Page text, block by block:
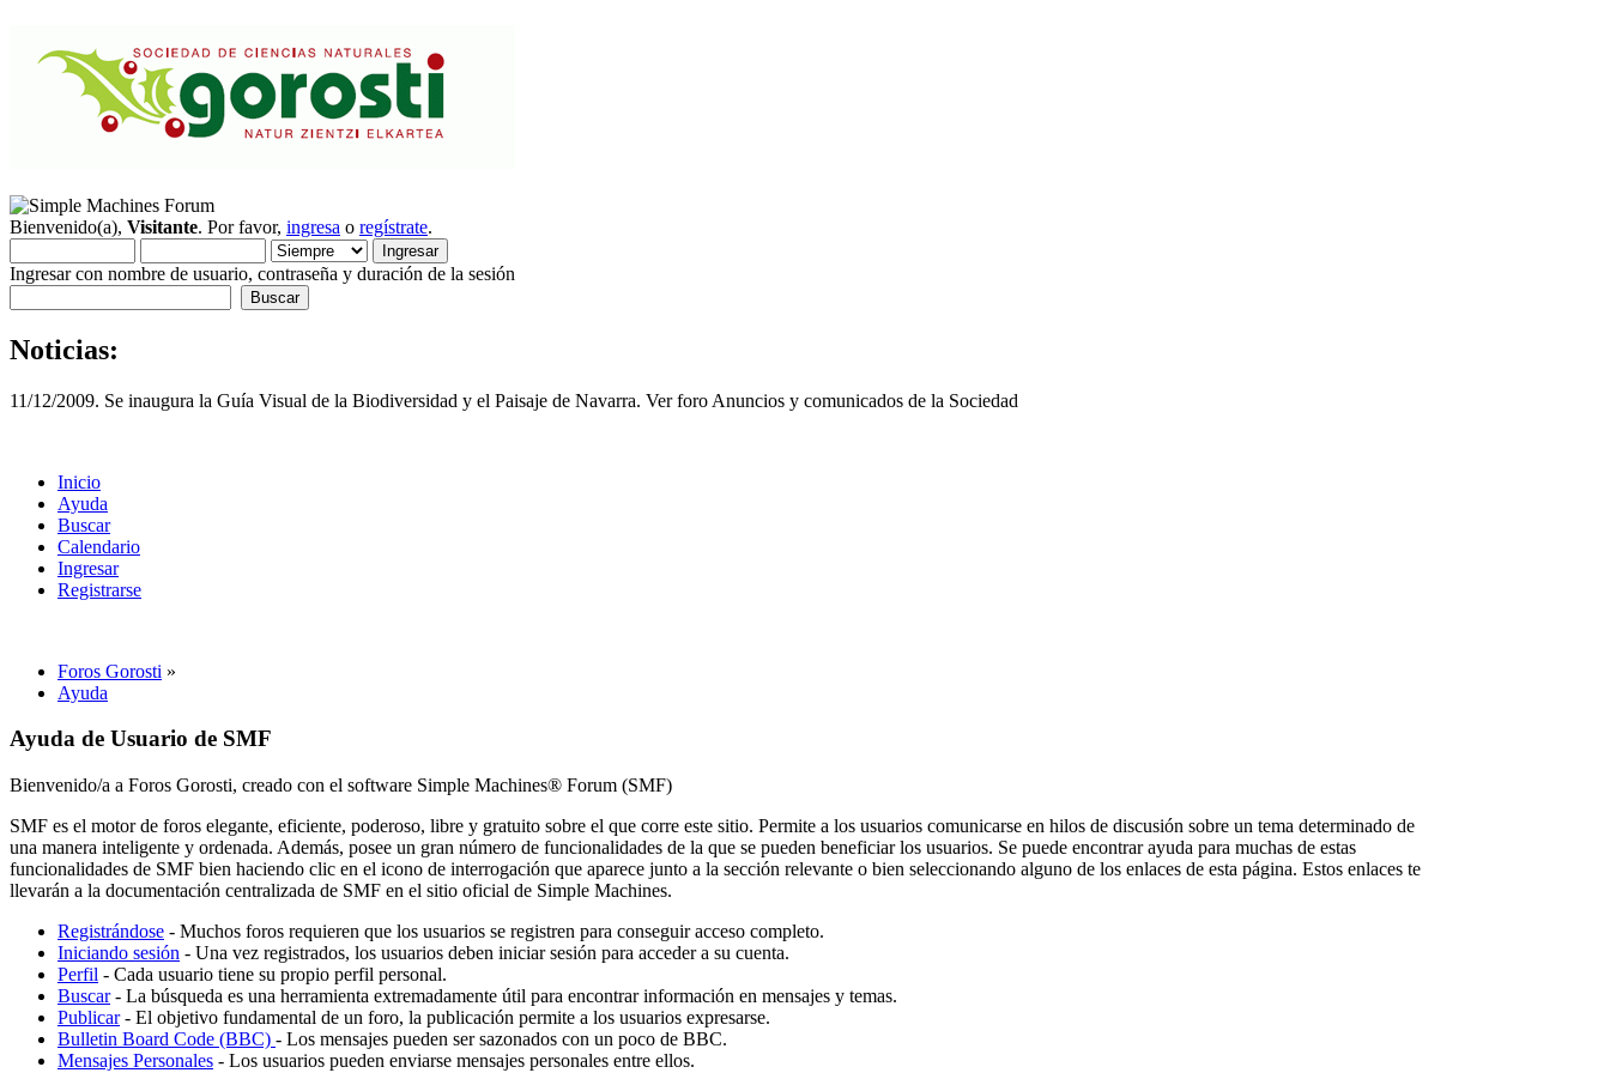
Bienvenido(a), Visitante. Por favor, ingresa o regístrate.
Ingresar con nombre de usuario, contraseña y duración de la sesión
Noticias:
11/12/2009. Se inaugura la Guía Visual de la Biodiversidad y el Paisaje de Navarra. Ver foro Anuncios y comunicados de la Sociedad
Inicio
Ayuda
Buscar
Calendario
Ingresar
Registrarse
Foros Gorosti »
Ayuda
Ayuda de Usuario de SMF
Bienvenido/a a Foros Gorosti, creado con el software Simple Machines® Forum (SMF)
SMF es el motor de foros elegante, eficiente, poderoso, libre y gratuito sobre el que corre este sitio. Permite a los usuarios comunicarse en hilos de discusión sobre un tema determinado de
una manera inteligente y ordenada. Además, posee un gran número de funcionalidades de la que se pueden beneficiar los usuarios. Se puede encontrar ayuda para muchas de estas
funcionalidades de SMF bien haciendo clic en el icono de interrogación que aparece junto a la sección relevante o bien seleccionando alguno de los enlaces de esta página. Estos enlaces te
llevarán a la documentación centralizada de SMF en el sitio oficial de Simple Machines.
Registrándose - Muchos foros requieren que los usuarios se registren para conseguir acceso completo.
Iniciando sesión - Una vez registrados, los usuarios deben iniciar sesión para acceder a su cuenta.
Perfil - Cada usuario tiene su propio perfil personal.
Buscar- La búsqueda es una herramienta extremadamente útil para encontrar información en mensajes y temas.
Publicar- El objetivo fundamental de un foro, la publicación permite a los usuarios expresarse.
Bulletin Board Code (BBC) - Los mensajes pueden ser sazonados con un poco de BBC.
Mensajes Personales - Los usuarios pueden enviarse mensajes personales entre ellos.